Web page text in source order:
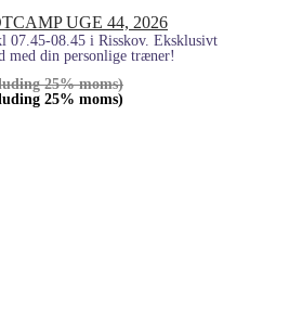
UGE 44, 2026
07.45-08.45 i Risskov. Eksklusivt
med din personlige træner!
25% moms)
25% moms)